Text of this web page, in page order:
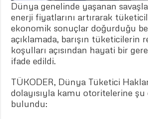
Dünya genelinde yaşanan
enerji fiyatlarını artırarak
ekonomik sonuçlar doğurduğu
açıklamada, barışın tüketicilerin
koşulları açısından hayati bir
ifade edildi.
TÜKODER, Dünya Tüketici
dolayısıyla kamu otoritelerine şu
bulundu: